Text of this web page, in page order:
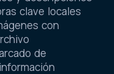
clave locales
con
de